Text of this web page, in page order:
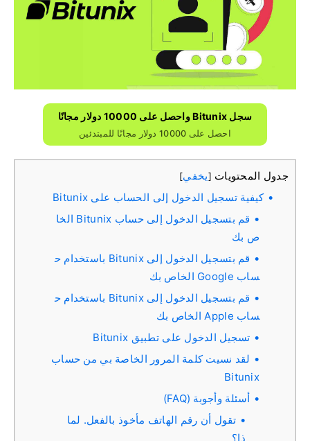
سجل Bitunix واحصل على 10000 دولار مجانًا
احصل على 10000 دولار مجانًا للمبتدئين
جدول المحتويات [يخفي]
كيفية تسجيل الدخول إلى الحساب على Bitunix
قم بتسجيل الدخول إلى حساب Bitunix الخا
ص بك
قم بتسجيل الدخول إلى Bitunix باستخدام ح
ساب Google الخاص بك
قم بتسجيل الدخول إلى Bitunix باستخدام ح
ساب Apple الخاص بك
تسجيل الدخول على تطبيق Bitunix
لقد نسيت كلمة المرور الخاصة بي من حساب
Bitunix
أسئلة وأجوبة (FAQ)
تقول أن رقم الهاتف مأخوذ بالفعل. لما
ذا؟